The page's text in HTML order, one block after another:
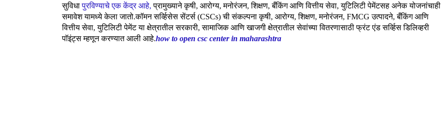
सुविधापुरविण्याचे एक केंद्र आहे, प्रामुख्याने कृषी, आरोग्य, मनोरंजन, शिक्षण, बँकिंग आणि वित्तीय सेवा, युटिलिटी पेमेंटसह अनेक योजनांचाही
समावेश यामध्ये केला जातो.कॉमन सर्व्हिसेस सेंटर्स (CSCs) ची संकल्पना कृषी, आरोग्य, शिक्षण, मनोरंजन, FMCG उत्पादने, बँकिंग आणि
वित्तीय सेवा, युटिलिटी पेमेंट या क्षेत्रातील सरकारी, सामाजिक आणि खाजगी क्षेत्रातील सेवांच्या वितरणासाठी फ्रंट एंड सर्व्हिस डिलिव्हरी
पॉइंट्स म्हणून करण्यात आली आहे.how to open csc center in maharashtra